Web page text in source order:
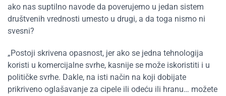
ako nas suptilno navode da poverujemo u jedan sistem
društvenih vrednosti umesto u drugi, a da toga nismo ni
svesni?
„Postoji skrivena opasnost, jer ako se jedna tehnologija
koristi u komercijalne svrhe, kasnije se može iskoristiti i u
političke svrhe. Dakle, na isti način na koji dobijate
prikriveno oglašavanje za cipele ili odeću ili hranu… možete